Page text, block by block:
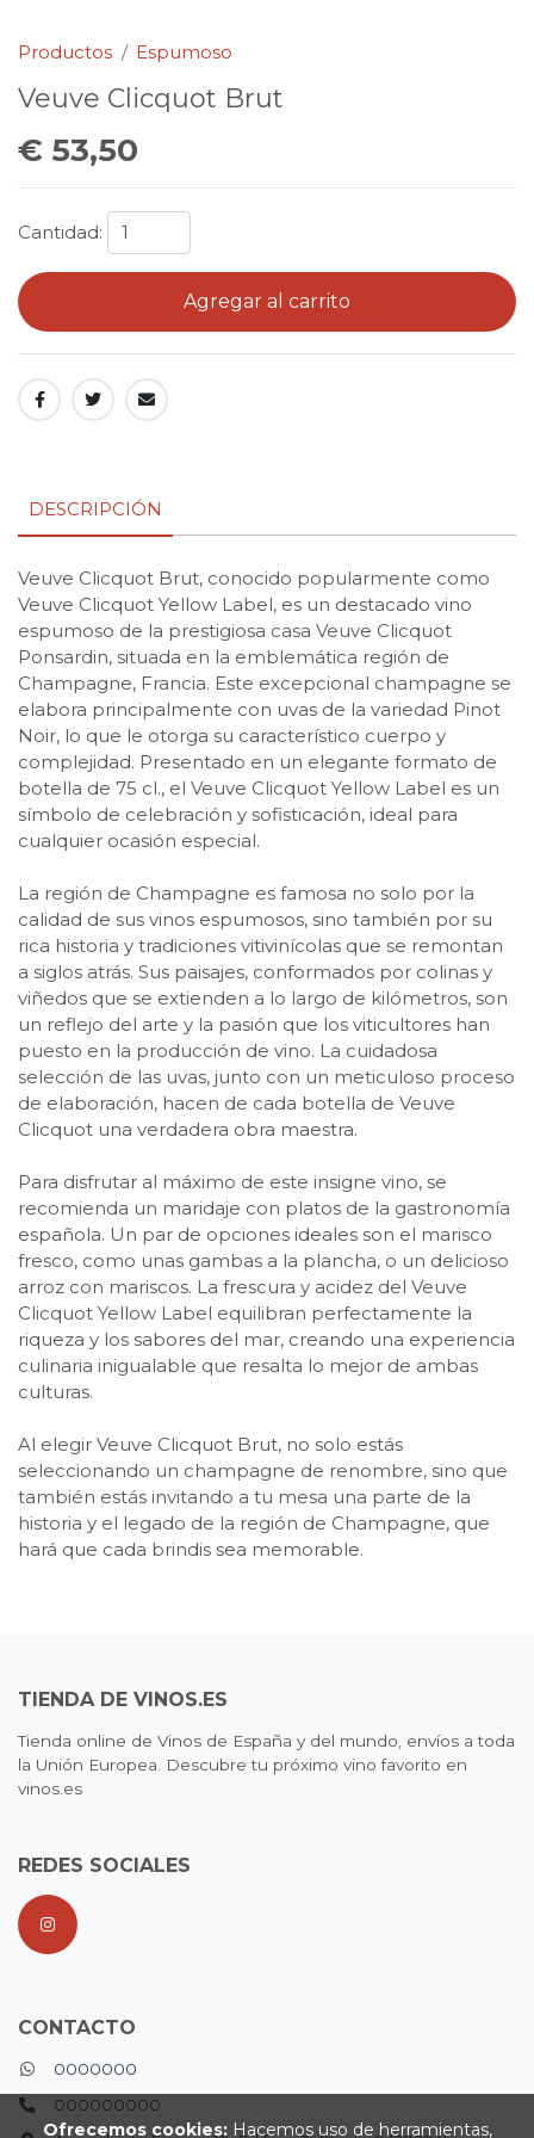
Productos Espumoso
Veuve Clicquot Brut
€ 53,50
Cantidad:
Agregar al carrito
DESCRIPCIÓN
Veuve Clicquot Brut, conocido popularmente como
Veuve Clicquot Yellow Label, es un destacado vino
espumoso de la prestigiosa casa Veuve Clicquot
Ponsardin, situada en la emblemática región de
Champagne, Francia. Este excepcional champagne se
elabora principalmente con uvas de la variedad Pinot
Noir, lo que le otorga su característico cuerpo y
complejidad. Presentado en un elegante formato de
botella de 75 cl., el Veuve Clicquot Yellow Label es un
símbolo de celebración y sofisticación, ideal para
cualquier ocasión especial.
La región de Champagne es famosa no solo por la
calidad de sus vinos espumosos, sino también por su
rica historia y tradiciones vitivinícolas que se remontan
a siglos atrás. Sus paisajes, conformados por colinas y
viñedos que se extienden a lo largo de kilómetros, son
un reflejo del arte y la pasión que los viticultores han
puesto en la producción de vino. La cuidadosa
selección de las uvas, junto con un meticuloso proceso
de elaboración, hacen de cada botella de Veuve
Clicquot una verdadera obra maestra.
Para disfrutar al máximo de este insigne vino, se
recomienda un maridaje con platos de la gastronomía
española. Un par de opciones ideales son el marisco
fresco, como unas gambas a la plancha, o un delicioso
arroz con mariscos. La frescura y acidez del Veuve
Clicquot Yellow Label equilibran perfectamente la
riqueza y los sabores del mar, creando una experiencia
culinaria inigualable que resalta lo mejor de ambas
culturas.
Al elegir Veuve Clicquot Brut, no solo estás
seleccionando un champagne de renombre, sino que
también estás invitando a tu mesa una parte de la
historia y el legado de la región de Champagne, que
hará que cada brindis sea memorable.
TIENDA DE VINOS.ES
Tienda online de Vinos de España y del mundo, envíos a toda
la Unión Europea. Descubre tu próximo vino favorito en
vinos.es
REDES SOCIALES
CONTACTO
0000000
000000000
Ofrecemos cookies:Hacemos uso de herramientas,